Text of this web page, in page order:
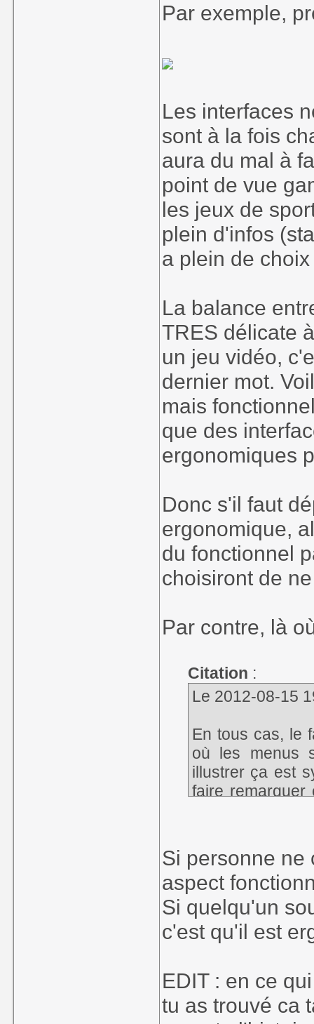
Par exemple,
Les interfaces
sont à la fois
aura du mal à
point de vue
les jeux de
plein d'infos
a plein de
La balance
TRES délicate
un jeu vidéo,
dernier mot.
mais
que des
ergonomiques
Donc s'il faut
ergonomique,
du fonctionnel
choisiront de
Par contre, là
Citation :
Le 2012-08-15
En tous cas, le
où les menus
illustrer ça est
faire remarquer
foot : il faut
remarquer en
Si personne ne
aspect
Si quelqu'un
c'est qu'il est
EDIT : en ce
tu as trouvé ca